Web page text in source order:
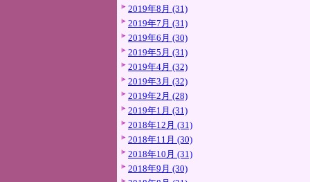
2019年8月 (31)
2019年7月 (31)
2019年6月 (30)
2019年5月 (31)
2019年4月 (32)
2019年3月 (32)
2019年2月 (28)
2019年1月 (31)
2018年12月 (31)
2018年11月 (30)
2018年10月 (31)
2018年9月 (30)